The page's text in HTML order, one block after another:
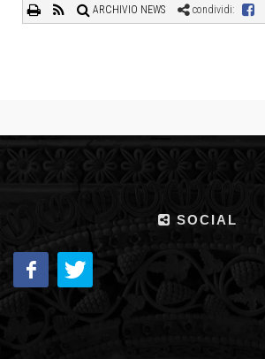
ARCHIVIO NEWS condividi:
SOCIAL